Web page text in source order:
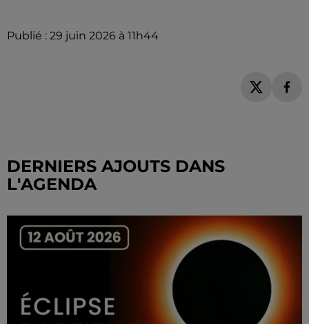
Publié : 29 juin 2026 à 11h44
DERNIERS AJOUTS DANS
L'AGENDA